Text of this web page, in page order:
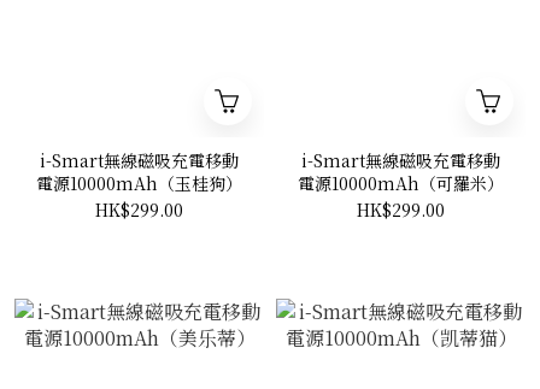
i-Smart無線磁吸充電移動
電源10000mAh（玉桂狗）
HK$299.00
i-Smart無線磁吸充電移動
電源10000mAh（可羅米）
HK$299.00